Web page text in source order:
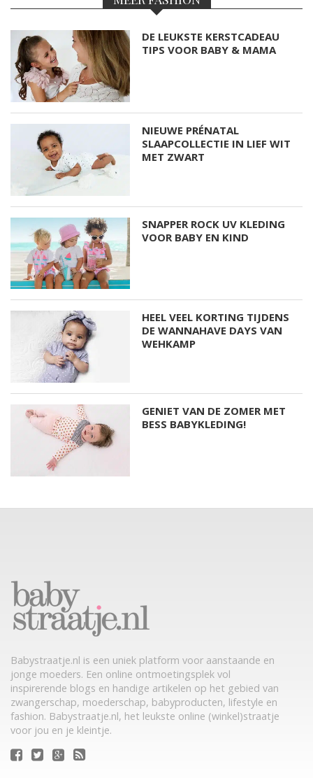
DE LEUKSTE KERSTCADEAU
TIPS VOOR BABY & MAMA
NIEUWE PRÉNATAL
SLAAPCOLLECTIE IN LIEF WIT
MET ZWART
SNAPPER ROCK UV KLEDING
VOOR BABY EN KIND
HEEL VEEL KORTING TIJDENS
DE WANNAHAVE DAYS VAN
WEHKAMP
GENIET VAN DE ZOMER MET
BESS BABYKLEDING!
Babystraatje.nl is een uniek platform voor aanstaande en
jonge moeders. Een online ontmoetingsplek vol
inspirerende blogs en handige artikelen op het gebied van
zwangerschap, moederschap, babyproducten, lifestyle en
fashion. Babystraatje.nl, het leukste online (winkel)straatje
voor jou en je kleintje.